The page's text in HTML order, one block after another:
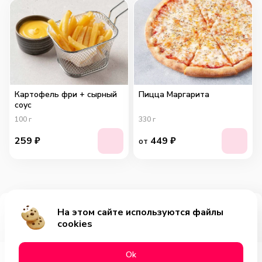
Добавить за 199₽
Картофель фри + сырный
соус
100 г
259 ₽
Пицца Маргарита
330 г
от 449 ₽
На этом сайте используются файлы
cookies
Оk